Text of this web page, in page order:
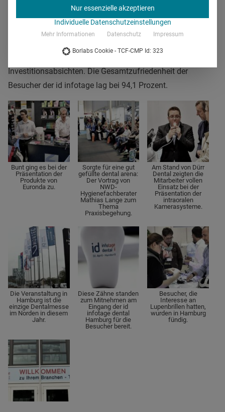
Kieferorthopäden. Der Anteil an Zahntechniker lag bei 11
Prozent. Für die Mehrheit der Besucher standen
im Vordergrund. 31,8 Prozent hatten direkte Kauf- bzw.
Investitionsabsichten. Die Gesamtzufriedenheit der
Besucher der id infotage lag bei 94,1 Prozent.
Bunt ging es bei der
Präsentation der
Produkte von
Euronda zu.
Sorgte für eine gut
gefüllte dental arena:
Der Vortrag von
NWD-
Hygienefachberater
Mathias Lange zum
Thema
Praxisbegehung.
Am Stand von Dürr
Dental zeigten die
Mitarbeiter vollen
Einsatz bei der
Präsentation der
intraoralen
Kamerasysteme.
Die Veranstaltung in
Hamburg ist die
einzige Dentalmesse
im Norden in diesem
Jahr.
Diese Zähne standen
zum Mitnehmen am
Eingang der id
infotage dental
Hamburg für die
Besucher bereit.
Besucher, die
Interesse an
Lupenbrillen hatten,
wurden in Hamburg
fündig.
Nur essenzielle akzeptieren
Individuelle Datenschutzeinstellungen
Mehr Informationen Datenschutz Impressum
Borlabs Cookie - TCF-CMP Id: 323